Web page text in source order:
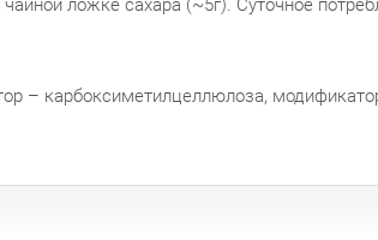
ложке сахара (~5г). Суточное
– карбоксиметилцеллюлоза,